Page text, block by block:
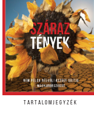
TARTALOMJEGYZÉK